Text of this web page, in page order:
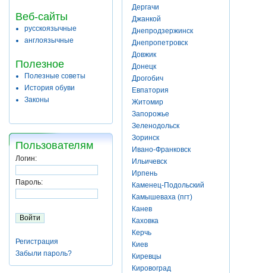
Веб-сайты
русскоязычные
англоязычные
Полезное
Полезные советы
История обуви
Законы
Пользователям
Логин:
Пароль:
Регистрация
Забыли пароль?
Дергачи
Джанкой
Днепродзержинск
Днепропетровск
Довжик
Донецк
Дрогобич
Евпатория
Житомир
Запорожье
Зеленодольск
Зоринск
Ивано-Франковск
Ильичевск
Ирпень
Каменец-Подольский
Камышеваха (пгт)
Канев
Каховка
Керчь
Киев
Киревцы
Кировоград